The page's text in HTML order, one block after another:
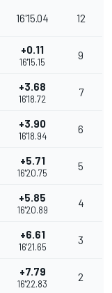
16'15.04 12
+0.11
16'15.15
9
+3.68
16'18.72
7
+3.90
16'18.94
6
+5.71
16'20.75
5
+5.85
16'20.89
4
+6.61
16'21.65
3
+7.79
16'22.83
2